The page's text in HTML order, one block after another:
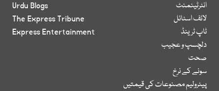
انٹرٹینمنٹ
لائف اسٹائل
ٹاپ ٹرینڈ
دلچسپ و عجیب
صحت
سونے کے نرخ
پیٹرولیم مصنوعات کی قیمتیں
Urdu Blogs
The Express Tribune
Express Entertainment